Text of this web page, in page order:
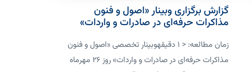
گزارش برگزاری وبینار «اصول و فنون
مذاکرات حرفه‌ای در صادرات و واردات»
زمان مطالعه: < 1 دقیقهوبینار تخصصی «اصول و فنون
مذاکرات حرفه‌ای در صادرات و واردات» روز ۲۶ مهرماه